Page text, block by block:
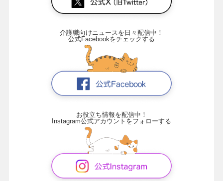
介護職向けニュースを日々配信中！
公式Facebookをチェックする
お役立ち情報を配信中！
Instagram公式アカウントをフォローする